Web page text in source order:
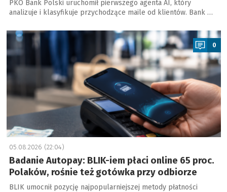
PKO Bank Polski uruchomił pierwszego agenta AI, który
analizuje i klasyfikuje przychodzące maile od klientów. Bank …
a
0
05.08.2026 (22:04)
Badanie Autopay: BLIK-iem płaci online 65 proc.
Polaków, rośnie też gotówka przy odbiorze
BLIK umocnił pozycję najpopularniejszej metody płatności